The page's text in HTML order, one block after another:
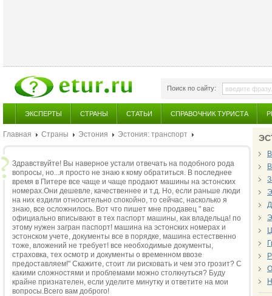
Поиск по сайту:
ЭКСПЕРТЫ СТРАНЫ СТАТЬИ СПРАВОЧНИК ТУРИСТА
Главная Страны Эстония Эстония: транспорт
Здравствуйте! Вы наверное устали отвечать на подобного рода
вопросы, но...я просто не знаю к кому обратиться. В последнее
время в Питере все чаще и чаще продают машины на эстонских
номерах.Они дешевле, качественнее и т.д. Но, если раньше люди
на них ездили относительно спокойно, то сейчас, насколько я
знаю, все осложнилось. Вот что пишет мне продавец " вас
официально вписывают в тех паспорт машины, как владельца! по
этому нужен загран паспорт! машина на эстонских номерах и
эстонском учете, документы все в порядке, машина естественно
тоже, вложений не требует! все необходимые документы,
страховка, тех осмотр и документы о временном ввозе
предоставляем!" Скажите, стоит ли рисковать и чем это грозит? С
какими сложностями и проблемами можно столкнуться? Буду
крайне признателен, если уделите минутку и ответите на мои
вопросы.Всего вам доброго!